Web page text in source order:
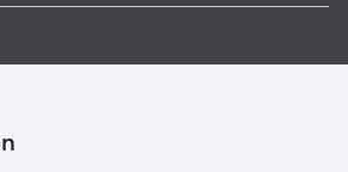
en Chauchina